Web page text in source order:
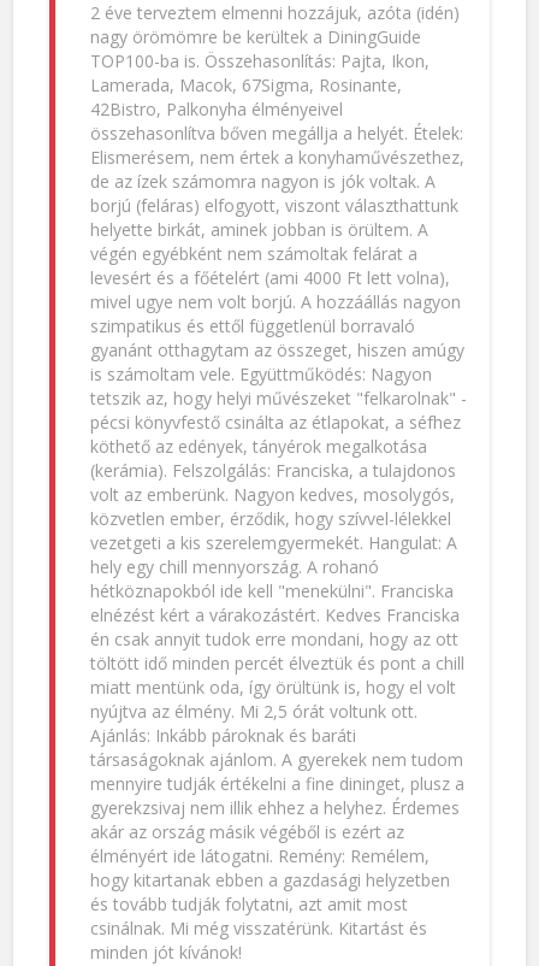
2 éve terveztem elmenni hozzájuk, azóta (idén)
nagy örömömre be kerültek a DiningGuide
TOP100-ba is. Összehasonlítás: Pajta, Ikon,
Lamerada, Macok, 67Sigma, Rosinante,
42Bistro, Palkonyha élményeivel
összehasonlítva bőven megállja a helyét. Ételek:
Elismerésem, nem értek a konyhaművészethez,
de az ízek számomra nagyon is jók voltak. A
borjú (feláras) elfogyott, viszont választhattunk
helyette birkát, aminek jobban is örültem. A
végén egyébként nem számoltak felárat a
levesért és a főételért (ami 4000 Ft lett volna),
mivel ugye nem volt borjú. A hozzáállás nagyon
szimpatikus és ettől függetlenül borravaló
gyanánt otthagytam az összeget, hiszen amúgy
is számoltam vele. Együttműködés: Nagyon
tetszik az, hogy helyi művészeket "felkarolnak" -
pécsi könyvfestő csinálta az étlapokat, a séfhez
köthető az edények, tányérok megalkotása
(kerámia). Felszolgálás: Franciska, a tulajdonos
volt az emberünk. Nagyon kedves, mosolygós,
közvetlen ember, érződik, hogy szívvel-lélekkel
vezetgeti a kis szerelemgyermekét. Hangulat: A
hely egy chill mennyország. A rohanó
hétköznapokból ide kell "menekülni". Franciska
elnézést kért a várakozástért. Kedves Franciska
én csak annyit tudok erre mondani, hogy az ott
töltött idő minden percét élveztük és pont a chill
miatt mentünk oda, így örültünk is, hogy el volt
nyújtva az élmény. Mi 2,5 órát voltunk ott.
Ajánlás: Inkább pároknak és baráti
társaságoknak ajánlom. A gyerekek nem tudom
mennyire tudják értékelni a fine dininget, plusz a
gyerekzsivaj nem illik ehhez a helyhez. Érdemes
akár az ország másik végéből is ezért az
élményért ide látogatni. Remény: Remélem,
hogy kitartanak ebben a gazdasági helyzetben
és tovább tudják folytatni, azt amit most
csinálnak. Mi még visszatérünk. Kitartást és
minden jót kívánok!